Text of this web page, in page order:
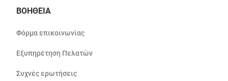
ΒΟΗΘΕΙΑ
Φόρμα επικοινωνίας
Εξυπηρέτηση Πελατών
Συχνές ερωτήσεις